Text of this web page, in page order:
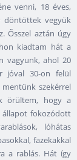
venni, 18 éves,
döntöttek vegyük
Ősszel aztán úgy
kiadtam hát a
vagyunk, ahol 20
jóval 30-on felül
szekérrel
örültem, hogy a
állapot fokozódott
lóhátas
fazekakkal
a rablás. Hát így